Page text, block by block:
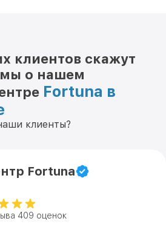
клиентов скажут
о нашем
Fortuna в
клиенты?
Fortuna
409 оценок